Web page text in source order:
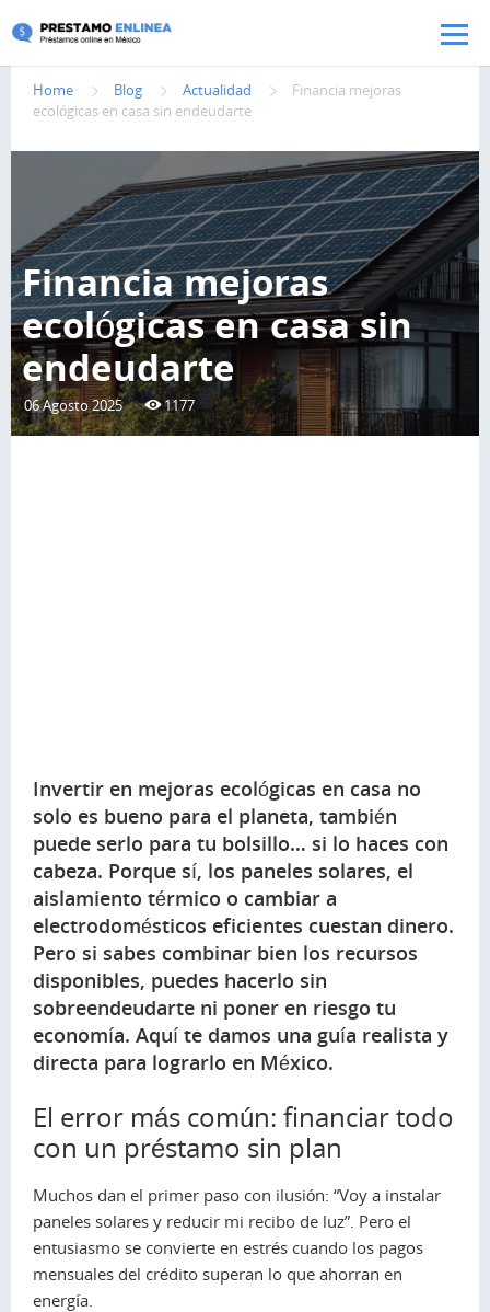
Pasar al contenido principal
Home Blog Actualidad
Financia mejoras
ecológicas en casa sin endeudarte
Financia mejoras
ecológicas en casa sin
endeudarte
06 Agosto 2025 1177
Invertir en mejoras ecológicas en casa no
solo es bueno para el planeta, también
puede serlo para tu bolsillo… si lo haces con
cabeza. Porque sí, los paneles solares, el
aislamiento térmico o cambiar a
electrodomésticos eficientes cuestan dinero.
Pero si sabes combinar bien los recursos
disponibles, puedes hacerlo sin
sobreendeudarte ni poner en riesgo tu
economía. Aquí te damos una guía realista y
directa para lograrlo en México.
El error más común: financiar todo
con un préstamo sin plan
Muchos dan el primer paso con ilusión: “Voy a instalar
paneles solares y reducir mi recibo de luz”. Pero el
entusiasmo se convierte en estrés cuando los pagos
mensuales del crédito superan lo que ahorran en
energía.